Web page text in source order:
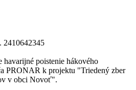
2410642345
havarijné poistenie hákového
PRONAR k projektu "Triedený zber
v obci Novoť".